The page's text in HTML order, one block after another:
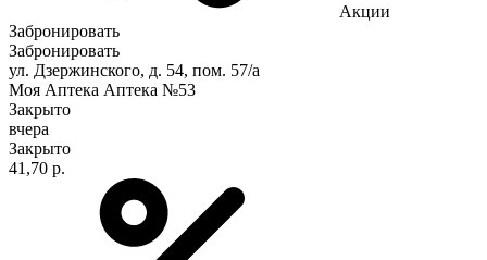
Акции
Забронировать
Забронировать
ул. Дзержинского, д. 54, пом. 57/а
Моя Аптека Аптека №53
Закрыто
вчера
Закрыто
41,70 р.